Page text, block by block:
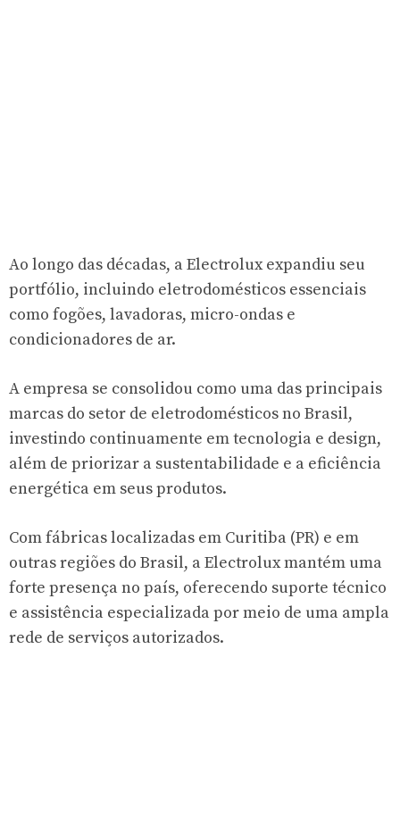
Ao longo das décadas, a Electrolux expandiu seu
portfólio, incluindo eletrodomésticos essenciais
como fogões, lavadoras, micro-ondas e
condicionadores de ar.
A empresa se consolidou como uma das principais
marcas do setor de eletrodomésticos no Brasil,
investindo continuamente em tecnologia e design,
além de priorizar a sustentabilidade e a eficiência
energética em seus produtos.
Com fábricas localizadas em Curitiba (PR) e em
outras regiões do Brasil, a Electrolux mantém uma
forte presença no país, oferecendo suporte técnico
e assistência especializada por meio de uma ampla
rede de serviços autorizados.